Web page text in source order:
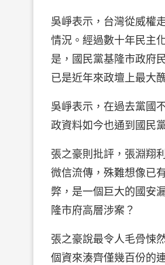
吳崢表示，台灣從威權
情況。經過數十年民主
是，國民黨基隆市政府
已是近年來政壇上最大
吳崢表示，在過去黨國
政資料如今也通到國民
張之豪則批評，張淵翔
微信流傳，殊難想像已
弊，是一個巨大的國安
隆市府高層涉案？
張之豪說最令人毛骨悚
個資來湊齊僅幾百份的